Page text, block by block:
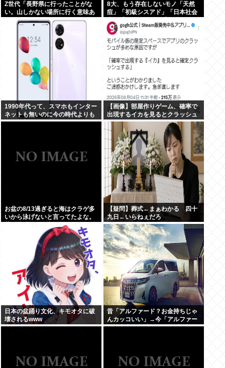
Z世代「長野県に行ったことがな
い。山しかない場所に行く意味あ
る？」←これ
8大、もう存在しないモノ「天然
痘」「初級シスアド」「日本社会
党」「コンパイル」「AmPm」
「ジャスコ」「共立薬科大学」
1990年代って、スマホもインター
ネットも無いのに今の時代よりも
カッコ良いよな
【画像】部屋作りゲーム、確率で
出現するイカを見るとクラッシュ
する不具合が発生ｗｗｗ
お盆の8/13過ぎると海はクラゲ多
いから泳げないと言ってたよな。
昔お盆過ぎると寒くなっていたし
【疑問】葬式←まぁわかる 四十
九日←いらねぇだろ
日本の盆踊り文化、キモオタに破
壊されるwww
昔「アルファード？お金持ちじゃ
んカッコいい」→今「アルファー
ド？中卒DQN専用イキり残クレカ